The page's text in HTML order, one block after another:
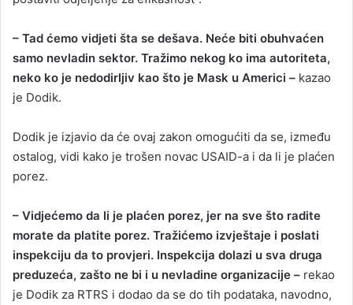
– Tad ćemo vidjeti šta se dešava. Neće biti obuhvaćen
samo nevladin sektor. Tražimo nekog ko ima autoriteta,
neko ko je nedodirljiv kao što je Mask u Americi – kazao
je Dodik.
Dodik je izjavio da će ovaj zakon omogućiti da se, između
ostalog, vidi kako je trošen novac USAID-a i da li je plaćen
porez.
– Vidjećemo da li je plaćen porez, jer na sve što radite
morate da platite porez. Tražićemo izvještaje i poslati
inspekciju da to provjeri. Inspekcija dolazi u sva druga
preduzeća, zašto ne bi i u nevladine organizacije – rekao
je Dodik za RTRS i dodao da se do tih podataka, navodno,